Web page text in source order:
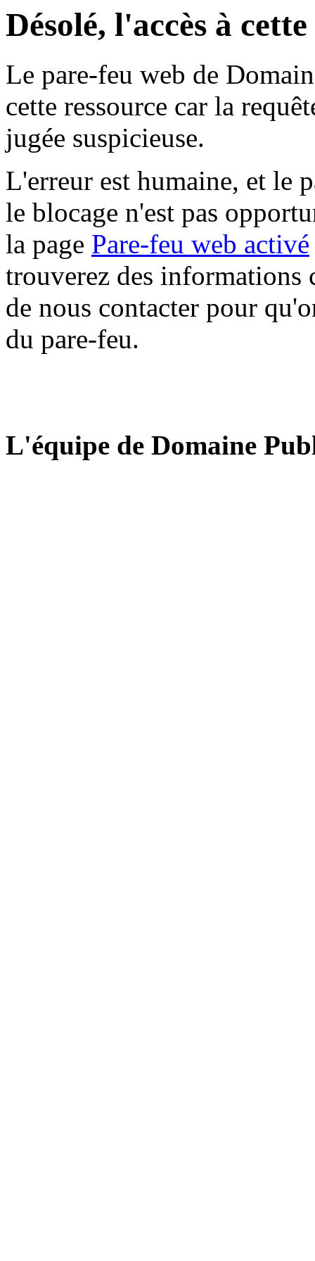
Désolé, l'accès à
Le pare-feu web de
cette ressource car la
jugée suspicieuse.
L'erreur est humaine, et le
le blocage n'est pas
la page Pare-feu web activé
trouverez des informations
de nous contacter pour
du pare-feu.
L'équipe de Domaine